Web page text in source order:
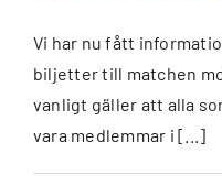
Vi har nu fått
biljetter till matchen
vanligt gäller att alla
vara medlemmar i [...]